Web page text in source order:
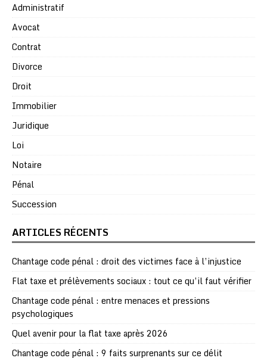
Administratif
Avocat
Contrat
Divorce
Droit
Immobilier
Juridique
Loi
Notaire
Pénal
Succession
ARTICLES RÉCENTS
Chantage code pénal : droit des victimes face à l’injustice
Flat taxe et prélèvements sociaux : tout ce qu’il faut vérifier
Chantage code pénal : entre menaces et pressions
psychologiques
Quel avenir pour la flat taxe après 2026
Chantage code pénal : 9 faits surprenants sur ce délit